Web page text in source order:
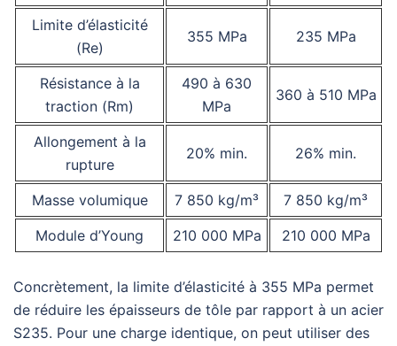
Limite d’élasticité
(Re)
355 MPa 235 MPa
Résistance à la
traction (Rm)
490 à 630
MPa
360 à 510 MPa
Allongement à la
rupture
20% min. 26% min.
Masse volumique 7 850 kg/m³
7 850 kg/m³
Module d’Young
210 000 MPa 210 000 MPa
Concrètement, la limite d’élasticité à 355 MPa permet
de réduire les épaisseurs de tôle par rapport à un acier
S235. Pour une charge identique, on peut utiliser des